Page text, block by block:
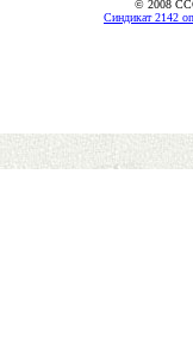
© 2008
Синдикат 2142